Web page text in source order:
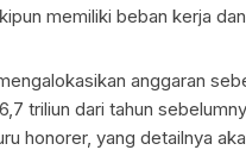
memiliki beban kerja
anggaran
triliun dari tahun
honorer, yang detailnya